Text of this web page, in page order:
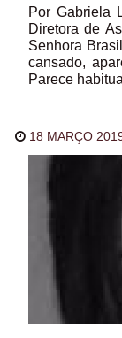
Por Gabriela
Diretora de
Senhora
cansado,
Parece
18 MARÇO